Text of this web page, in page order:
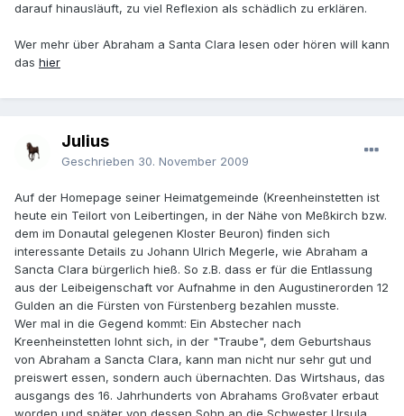
darauf hinausläuft, zu viel Reflexion als schädlich zu erklären.
Wer mehr über Abraham a Santa Clara lesen oder hören will kann
das hier
Julius
Geschrieben 30. November 2009
Auf der Homepage seiner Heimatgemeinde (Kreenheinstetten ist
heute ein Teilort von Leibertingen, in der Nähe von Meßkirch bzw.
dem im Donautal gelegenen Kloster Beuron) finden sich
interessante Details zu Johann Ulrich Megerle, wie Abraham a
Sancta Clara bürgerlich hieß. So z.B. dass er für die Entlassung
aus der Leibeigenschaft vor Aufnahme in den Augustinerorden 12
Gulden an die Fürsten von Fürstenberg bezahlen musste.
Wer mal in die Gegend kommt: Ein Abstecher nach
Kreenheinstetten lohnt sich, in der "Traube", dem Geburtshaus
von Abraham a Sancta Clara, kann man nicht nur sehr gut und
preiswert essen, sondern auch übernachten. Das Wirtshaus, das
ausgangs des 16. Jahrhunderts von Abrahams Großvater erbaut